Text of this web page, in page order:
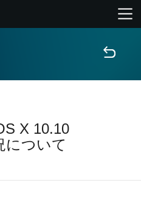
X 10.10
について